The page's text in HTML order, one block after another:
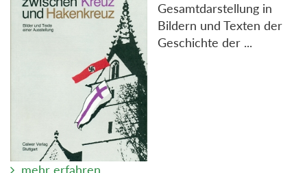
Gesamtdarstellung in
Bildern und Texten der
Geschichte der ...
mehr erfahren